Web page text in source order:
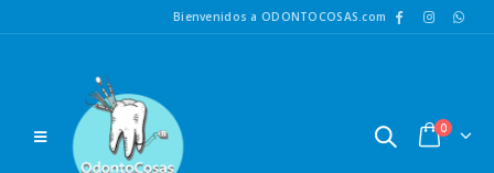
Bienvenidos a ODONTOCOSAS.com
0